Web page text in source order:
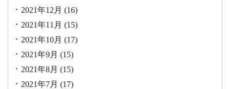
2021年12月 (16)
2021年11月 (15)
2021年10月 (17)
2021年9月 (15)
2021年8月 (15)
2021年7月 (17)